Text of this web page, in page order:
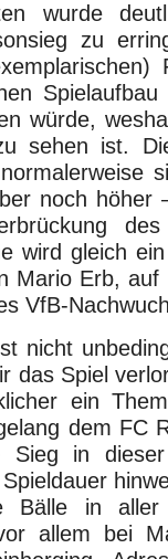
wurde
zu
Spielaufbau
würde,
sehen ist.
noch höher
des
wird gleich
Mario Erb,
VfB-
nicht
das Spiel
ein
dem FC
Sieg in
Bälle in
allem bei